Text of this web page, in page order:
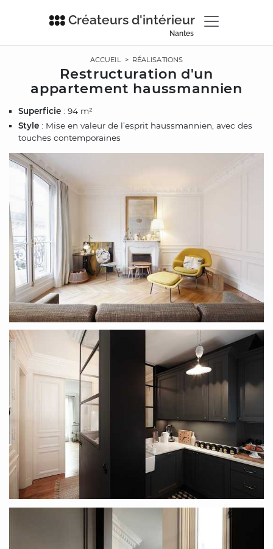
Créateurs d'intérieur
Nantes
ACCUEIL> RÉALISATIONS
Restructuration d'un
appartement haussmannien
Superficie : 94 m²
Style : Mise en valeur de l’esprit haussmannien, avec des
touches contemporaines